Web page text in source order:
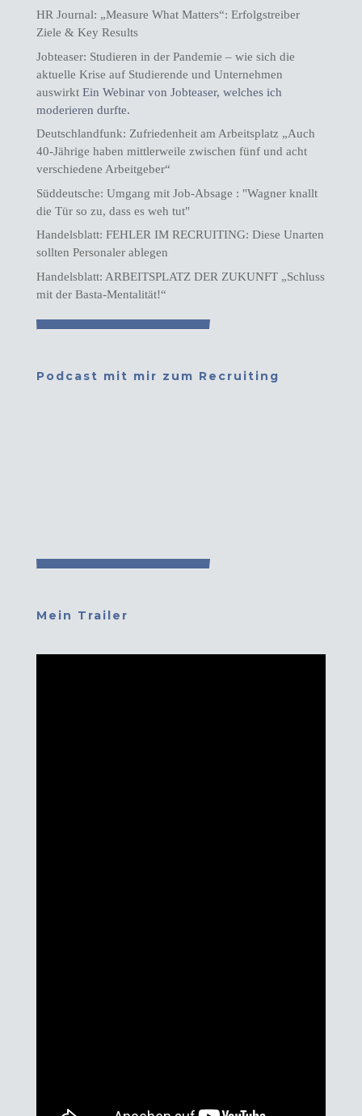
HR Journal: „Measure What Matters“: Erfolgstreiber
Ziele & Key Results
Jobteaser: Studieren in der Pandemie – wie sich die
aktuelle Krise auf Studierende und Unternehmen
auswirktEin Webinar von Jobteaser, welches ich
moderieren durfte.
Deutschlandfunk: Zufriedenheit am Arbeitsplatz „Auch
40-Jährige haben mittlerweile zwischen fünf und acht
verschiedene Arbeitgeber“
Süddeutsche: Umgang mit Job-Absage : "Wagner knallt
die Tür so zu, dass es weh tut"
Handelsblatt: FEHLER IM RECRUITING: Diese Unarten
sollten Personaler ablegen
Handelsblatt: ARBEITSPLATZ DER ZUKUNFT „Schluss
mit der Basta-Mentalität!“
Podcast mit mir zum Recruiting
Mein Trailer